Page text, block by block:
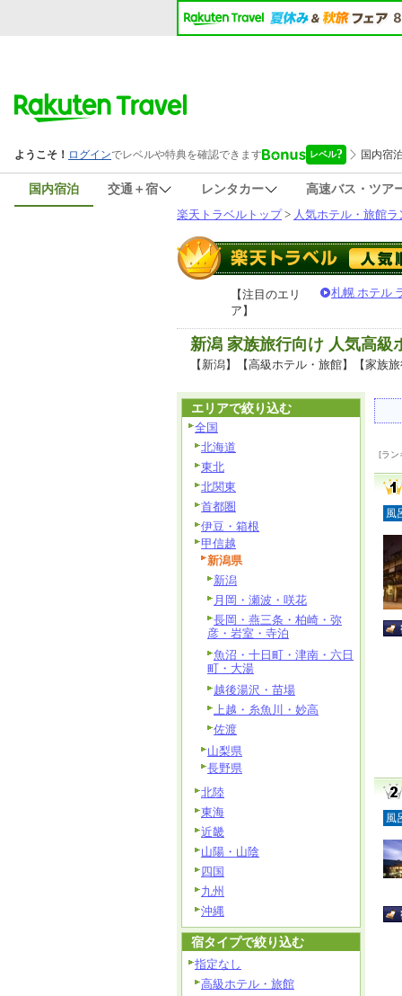
国内宿泊 交通＋宿 レンタカー
高速バス・ツア
楽天トラベルトップ> 人気ホテル・旅館ラ
【注目のエリ
ア】
札幌 ホテル
新潟 家族旅行向け 人気高級
【新潟】【高級ホテル・旅館】【家族
[ラン
風
風
エリアで絞り込む
全国
北海道
東北
北関東
首都圏
伊豆・箱根
甲信越
新潟県
新潟
月岡・瀬波・咲花
長岡・燕三条・柏崎・弥
彦・岩室・寺泊
魚沼・十日町・津南・六日
町・大湯
越後湯沢・苗場
上越・糸魚川・妙高
佐渡
山梨県
長野県
北陸
東海
近畿
山陽・山陰
四国
九州
沖縄
宿タイプで絞り込む
指定なし
高級ホテル・旅館